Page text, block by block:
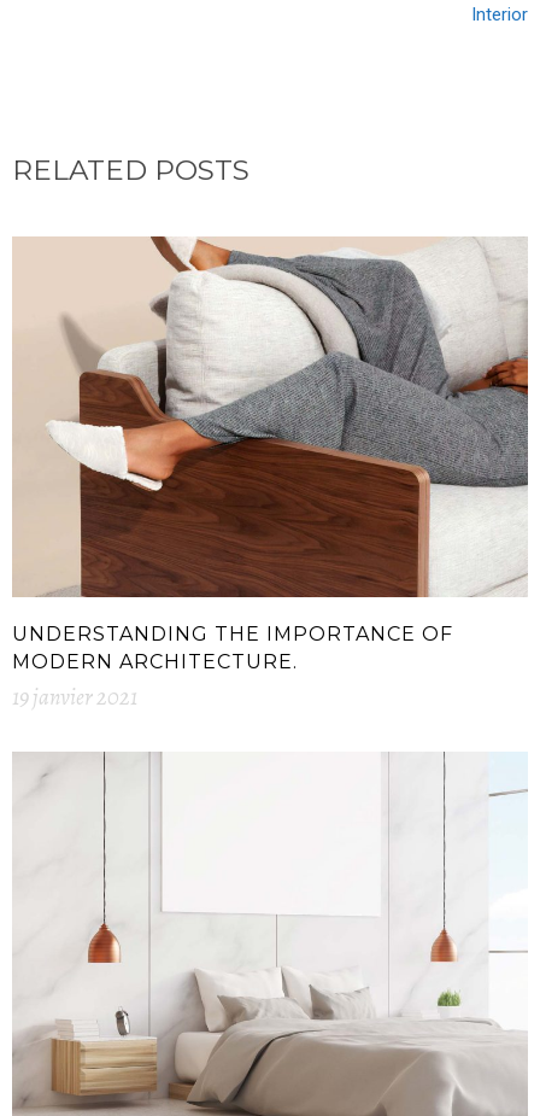
Interior
RELATED POSTS
UNDERSTANDING THE IMPORTANCE OF
MODERN ARCHITECTURE.
19 janvier 2021